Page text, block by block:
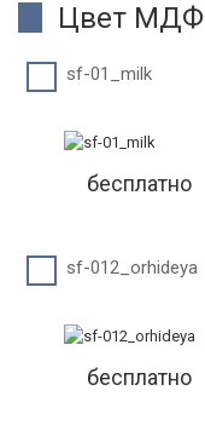
Цвет МДФ
sf-01_milk
бесплатно
sf-012_orhideya
бесплатно